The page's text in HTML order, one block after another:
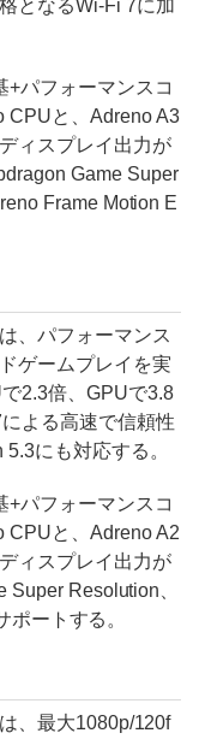
となるWi-Fi 7に加
パフォーマンスコ
CPUと、Adreno A3
ィスプレイ出力が
Game Super
Frame Motion E
、パフォーマンス
ゲームプレイを実
2.3倍、GPUで3.8
よる高速で信頼性
にも対応する。
パフォーマンスコ
CPUと、Adreno A2
ィスプレイ出力が
Resolution、
ートする。
、最大1080p/120f